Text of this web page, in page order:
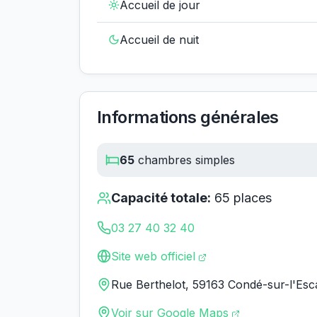
Accueil de jour
Accueil de nuit
Informations générales
65 chambres simples
Capacité totale: 65 places
03 27 40 32 40
Site web officiel
Rue Berthelot, 59163 Condé-sur-
Voir sur Google Maps